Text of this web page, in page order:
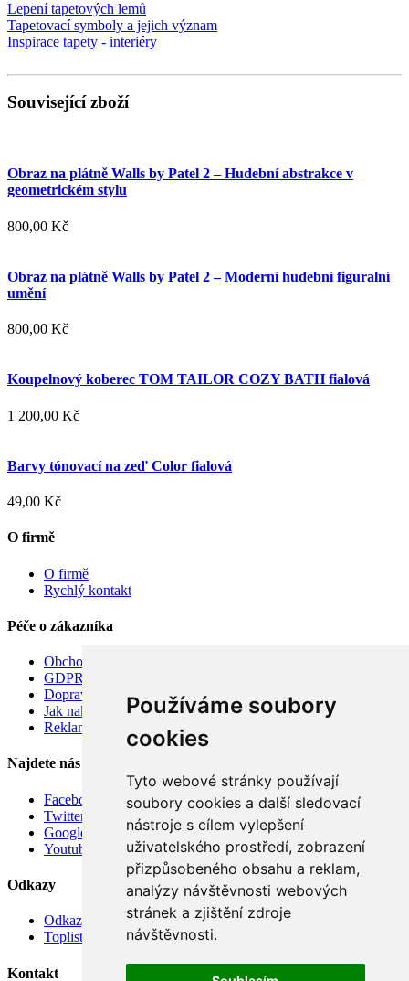
Používáme soubory
cookies
Tyto webové stránky používají
soubory cookies a další sledovací
nástroje s cílem vylepšení
uživatelského prostředí, zobrazení
přizpůsobeného obsahu a reklam,
analýzy návštěvnosti webových
stránek a zjištění zdroje
návštěvnosti.
Lepení tapetových lemů
Tapetovací symboly a jejich význam
Inspirace tapety - interiéry
Související zboží
Obraz na plátně Walls by Patel 2 – Hudební abstrakce v
geometrickém stylu
800,00 Kč
Obraz na plátně Walls by Patel 2 – Moderní hudební figuralní
umění
800,00 Kč
Koupelnový koberec TOM TAILOR COZY BATH fialová
1 200,00 Kč
Barvy tónovací na zeď Color fialová
49,00 Kč
O firmě
O firmě
Rychlý kontakt
Péče o zákazníka
Obchodní podmínky
GDPR
Doprava
Jak nakupovat
Reklamace
Najdete nás
Facebook
Twitter
Google
Youtube
Odkazy
Odkazy
Toplist
Kontakt